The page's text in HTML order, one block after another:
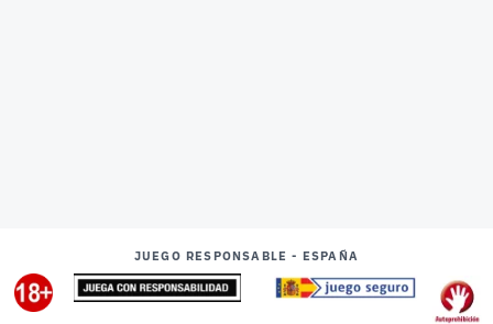
JUEGO RESPONSABLE - ESPAÑA